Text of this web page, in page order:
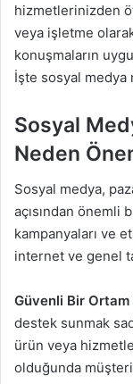
hizmetlerinizden
veya işletme
konuşmaların
İşte sosyal
Sosyal
Neden
Sosyal medya,
açısından önemli
kampanyaları ve
internet ve genel
Güvenli Bir Ortam
destek sunmak
ürün veya
olduğunda